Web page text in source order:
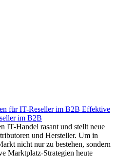
Effektive
im B2B
IT-Handel rasant und stellt neue
und Hersteller. Um in
nicht nur zu bestehen, sondern
Marktplatz-Strategien heute